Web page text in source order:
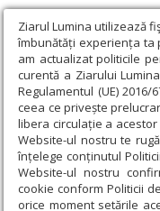
Ziarul Lumina utilizează
îmbunătăți experiența ta
am actualizat politicile
curentă a Ziarului
Regulamentul (UE)
ceea ce privește
libera circulație a
Website-ul nostru te
înțelege conținutul
Website-ul nostru
cookie conform Politicii
orice moment setările
Ziarul Lumina ›
bisericii istorice a
Sfințirea picturii